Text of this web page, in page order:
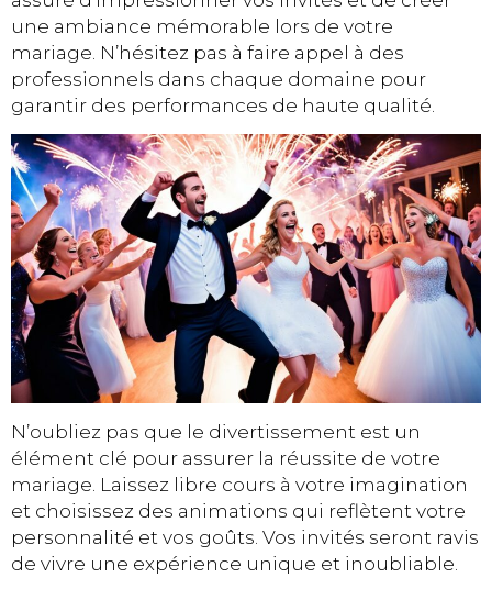
une ambiance mémorable lors de votre
mariage. N’hésitez pas à faire appel à des
professionnels dans chaque domaine pour
garantir des performances de haute qualité.
N’oubliez pas que le divertissement est un
élément clé pour assurer la réussite de votre
mariage. Laissez libre cours à votre imagination
et choisissez des animations qui reflètent votre
personnalité et vos goûts. Vos invités seront ravis
de vivre une expérience unique et inoubliable.